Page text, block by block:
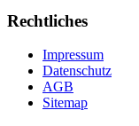
Rechtliches
Impressum
Datenschutz
AGB
Sitemap